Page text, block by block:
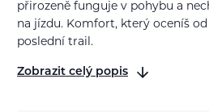
přirozeně funguje v pohybu a
na jízdu. Komfort, který oceníš
poslední trail.
Zobrazit celý popis